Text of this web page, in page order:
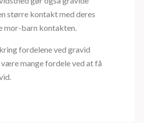
større kontakt med deres
mor-barn kontakten.
fordelene ved gravid
være mange fordele ved at få